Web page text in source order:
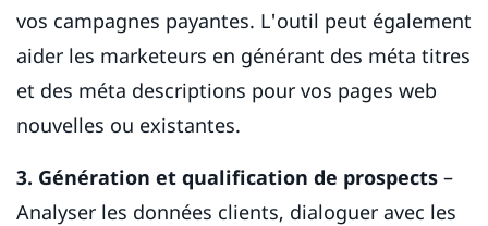
vos campagnes payantes. L'outil peut également
aider les marketeurs en générant des méta titres
et des méta descriptions pour vos pages web
nouvelles ou existantes.
3. Génération et qualification de prospects –
Analyser les données clients, dialoguer avec les